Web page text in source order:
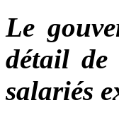
Le
détail de
salariés